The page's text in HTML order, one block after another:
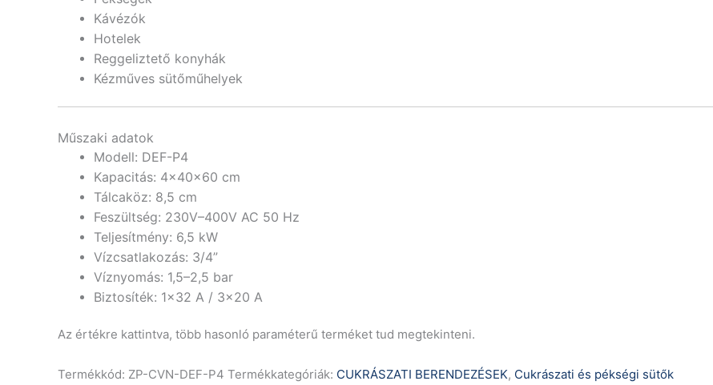
Kávézók
Hotelek
Reggeliztető konyhák
Kézműves sütőműhelyek
Műszaki adatok
Modell: DEF-P4
Kapacitás: 4×40×60 cm
Tálcaköz: 8,5 cm
Feszültség: 230V–400V AC 50 Hz
Teljesítmény: 6,5 kW
Vízcsatlakozás: 3/4”
Víznyomás: 1,5–2,5 bar
Biztosíték: 1×32 A / 3×20 A
Az értékre kattintva, több hasonló paraméterű terméket tud megtekinteni.
Termékkód: ZP-CVN-DEF-P4 Termékkategóriák: CUKRÁSZATI BERENDEZÉSEK, Cukrászati és pékségi sütők